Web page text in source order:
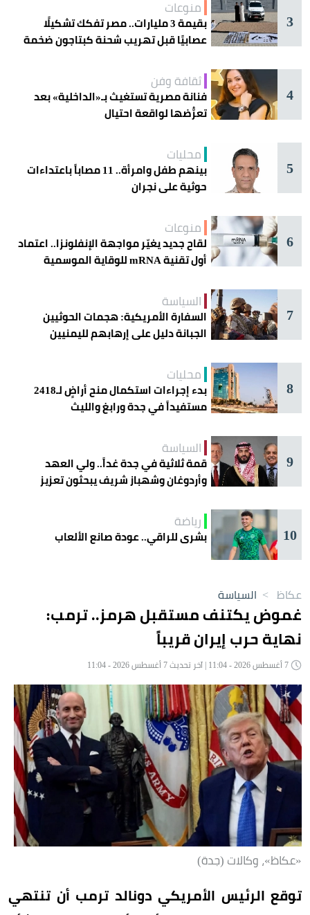
3
منوعات
بقيمة 3 مليارات.. مصر تفكك تشكيلًا
عصابيًا قبل تهريب شحنة كبتاجون ضخمة
4
ثقافة وفن
فنانة مصرية تستغيث بـ«الداخلية» بعد
تعرُّضها لواقعة احتيال
5
محليات
بينهم طفل وامرأة.. 11 مصاباً باعتداءات
حوثية على نجران
6
منوعات
لقاح جديد يغيّر مواجهة الإنفلونزا.. اعتماد
أول تقنية mRNA للوقاية الموسمية
7
السياسة
السفارة الأمريكية: هجمات الحوثيين
الجبانة دليل على إرهابهم لليمنيين
8
محليات
بدء إجراءات استكمال منح أراضٍ لـ2418
مستفيداً في جدة ورابغ والليث
9
السياسة
قمة ثلاثية في جدة غداً.. ولي العهد
وأردوغان وشهباز شريف يبحثون تعزيز
10
رياضة
بشرى للراقي.. عودة صانع الألعاب
عكاظ > السياسة
غموض يكتنف مستقبل هرمز.. ترمب:
نهاية حرب إيران قريباً
«عكاظ»، وكالات (جدة)
توقع الرئيس الأمريكي دونالد ترمب أن تنتهي